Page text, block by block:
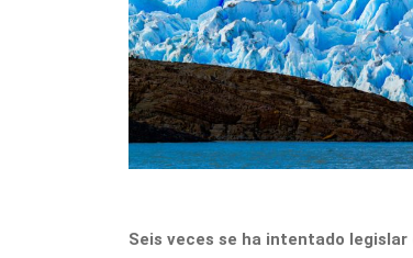
Seis veces se ha intentado